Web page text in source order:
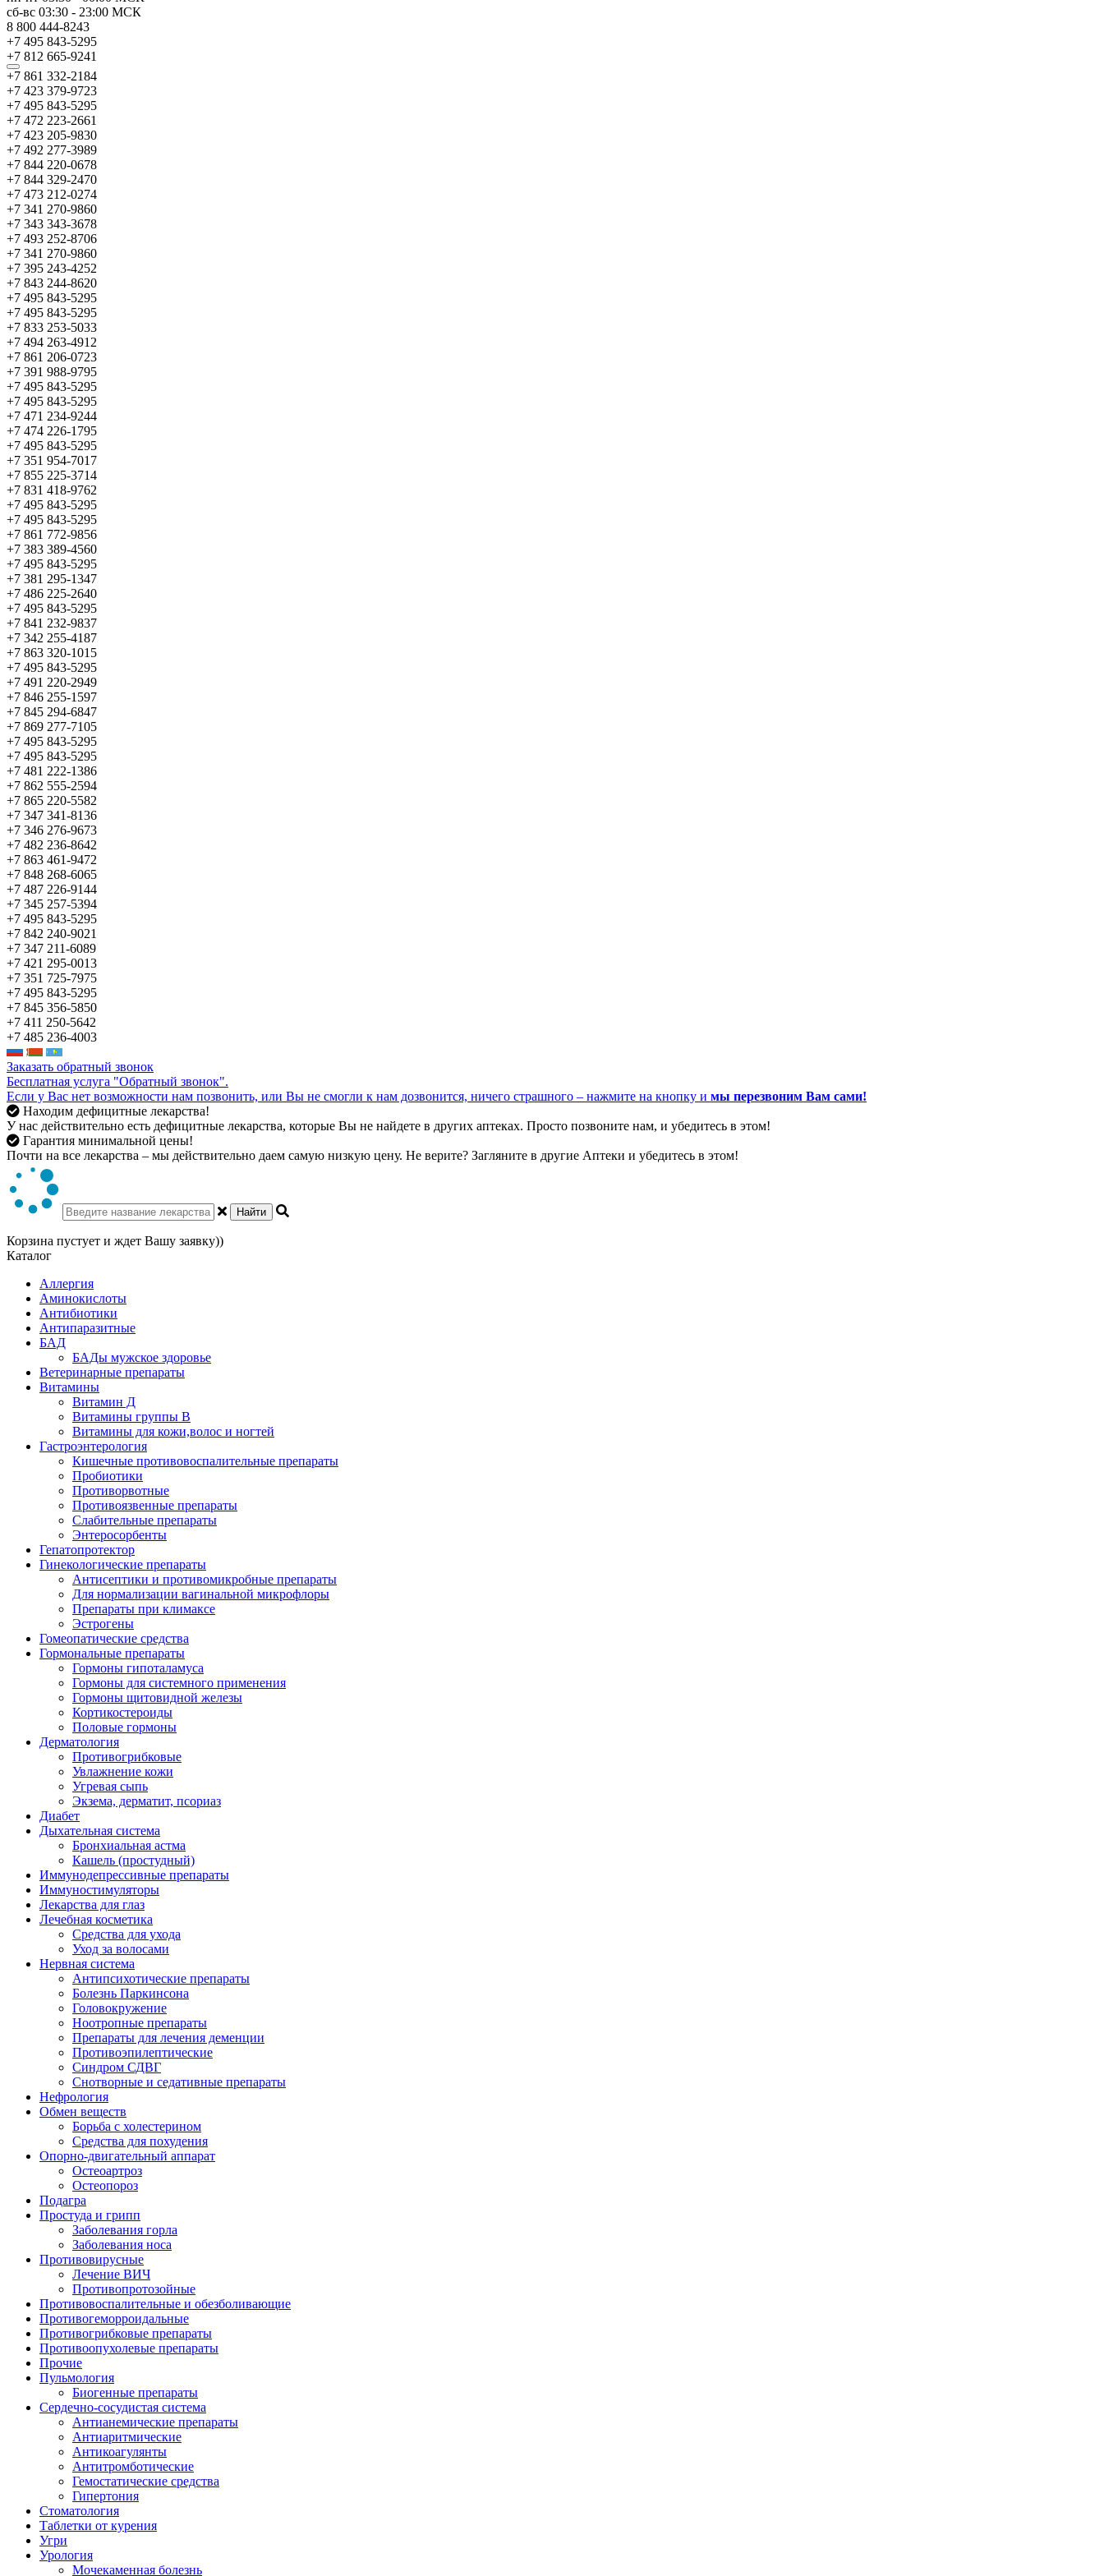
сб-вс 03:30 - 23:00 МСК
8 800 444-8243
+7 495 843-5295
+7 812 665-9241
+7 861 332-2184
+7 423 379-9723
+7 495 843-5295
+7 472 223-2661
+7 423 205-9830
+7 492 277-3989
+7 844 220-0678
+7 844 329-2470
+7 473 212-0274
+7 341 270-9860
+7 343 343-3678
+7 493 252-8706
+7 341 270-9860
+7 395 243-4252
+7 843 244-8620
+7 495 843-5295
+7 495 843-5295
+7 833 253-5033
+7 494 263-4912
+7 861 206-0723
+7 391 988-9795
+7 495 843-5295
+7 495 843-5295
+7 471 234-9244
+7 474 226-1795
+7 495 843-5295
+7 351 954-7017
+7 855 225-3714
+7 831 418-9762
+7 495 843-5295
+7 495 843-5295
+7 861 772-9856
+7 383 389-4560
+7 495 843-5295
+7 381 295-1347
+7 486 225-2640
+7 495 843-5295
+7 841 232-9837
+7 342 255-4187
+7 863 320-1015
+7 495 843-5295
+7 491 220-2949
+7 846 255-1597
+7 845 294-6847
+7 869 277-7105
+7 495 843-5295
+7 495 843-5295
+7 481 222-1386
+7 862 555-2594
+7 865 220-5582
+7 347 341-8136
+7 346 276-9673
+7 482 236-8642
+7 863 461-9472
+7 848 268-6065
+7 487 226-9144
+7 345 257-5394
+7 495 843-5295
+7 842 240-9021
+7 347 211-6089
+7 421 295-0013
+7 351 725-7975
+7 495 843-5295
+7 845 356-5850
+7 411 250-5642
+7 485 236-4003
Заказать обратный звонок
Бесплатная услуга "Обратный звонок".
Если у Вас нет возможности нам позвонить, или Вы не смогли к нам дозвонится, ничего страшного – нажмите на кнопку и мы перезвоним Вам сами!
Находим дефицитные лекарства!
У нас действительно есть дефицитные лекарства, которые Вы не найдете в других аптеках. Просто позвоните нам, и убедитесь в этом!
Гарантия минимальной цены!
Почти на все лекарства – мы действительно даем самую низкую цену. Не верите? Загляните в другие Аптеки и убедитесь в этом!
Найти
Корзина пустует и ждет Вашу заявку))
Каталог
Аллергия
Аминокислоты
Антибиотики
Антипаразитные
БАД
БАДы мужское здоровье
Ветеринарные препараты
Витамины
Витамин Д
Витамины группы В
Витамины для кожи,волос и ногтей
Гастроэнтерология
Кишечные противовоспалительные препараты
Пробиотики
Противорвотные
Противоязвенные препараты
Слабительные препараты
Энтеросорбенты
Гепатопротектор
Гинекологические препараты
Антисептики и противомикробные препараты
Для нормализации вагинальной микрофлоры
Препараты при климаксе
Эстрогены
Гомеопатические средства
Гормональные препараты
Гормоны гипоталамуса
Гормоны для системного применения
Гормоны щитовидной железы
Кортикостероиды
Половые гормоны
Дерматология
Противогрибковые
Увлажнение кожи
Угревая сыпь
Экзема, дерматит, псориаз
Диабет
Дыхательная система
Бронхиальная астма
Кашель (простудный)
Иммунодепрессивные препараты
Иммуностимуляторы
Лекарства для глаз
Лечебная косметика
Средства для ухода
Уход за волосами
Нервная система
Антипсихотические препараты
Болезнь Паркинсона
Головокружение
Ноотропные препараты
Препараты для лечения деменции
Противоэпилептические
Синдром СДВГ
Снотворные и седативные препараты
Нефрология
Обмен веществ
Борьба с холестерином
Средства для похудения
Опорно-двигательный аппарат
Остеоартроз
Остеопороз
Подагра
Простуда и грипп
Заболевания горла
Заболевания носа
Противовирусные
Лечение ВИЧ
Противопротозойные
Противовоспалительные и обезболивающие
Противогеморроидальные
Противогрибковые препараты
Противоопухолевые препараты
Прочие
Пульмология
Биогенные препараты
Сердечно-сосудистая система
Антианемические препараты
Антиаритмические
Антикоагулянты
Антитромботические
Гемостатические средства
Гипертония
Стоматология
Таблетки от курения
Угри
Урология
Мочекаменная болезнь